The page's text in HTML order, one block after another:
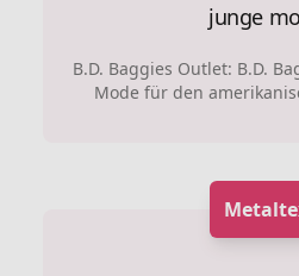
junge
B.D. Baggies Outlet: B.D.
Mode für den